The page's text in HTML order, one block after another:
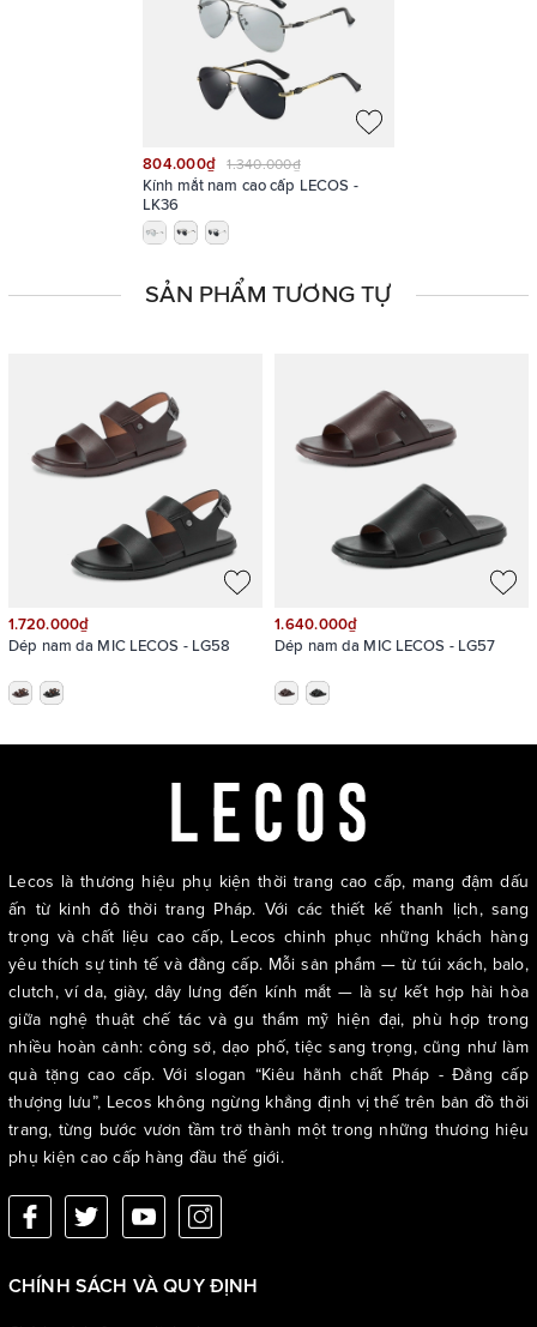
804.000₫ 1.340.000₫
Kính mắt nam cao cấp LECOS -
LK36
SẢN PHẨM TƯƠNG TỰ
1.720.000₫
Dép nam da MIC LECOS - LG58
1.640.000₫
Dép nam da MIC LECOS - LG57
Lecos là thương hiệu phụ kiện thời trang cao cấp, mang đậm dấu
ấn từ kinh đô thời trang Pháp. Với các thiết kế thanh lịch, sang
trọng và chất liệu cao cấp, Lecos chinh phục những khách hàng
yêu thích sự tinh tế và đẳng cấp. Mỗi sản phẩm — từ túi xách, balo,
clutch, ví da, giày, dây lưng đến kính mắt — là sự kết hợp hài hòa
giữa nghệ thuật chế tác và gu thẩm mỹ hiện đại, phù hợp trong
nhiều hoàn cảnh: công sở, dạo phố, tiệc sang trọng, cũng như làm
quà tặng cao cấp. Với slogan “Kiêu hãnh chất Pháp - Đẳng cấp
thượng lưu”, Lecos không ngừng khẳng định vị thế trên bản đồ thời
trang, từng bước vươn tầm trở thành một trong những thương hiệu
phụ kiện cao cấp hàng đầu thế giới.
CHÍNH SÁCH VÀ QUY ĐỊNH